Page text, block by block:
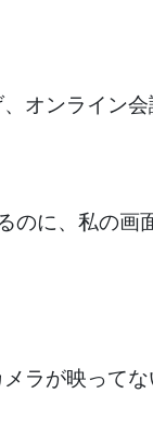
オンライン会
に、私の画
ラが映ってな